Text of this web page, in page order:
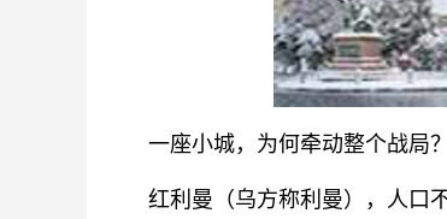
一座小城，为何牵动整个战局？
红利曼（乌方称利曼），人口